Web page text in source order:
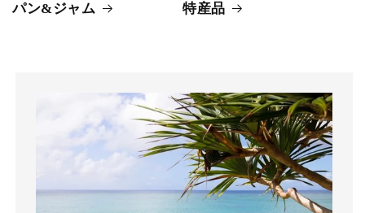
パン&ジャム 特産品